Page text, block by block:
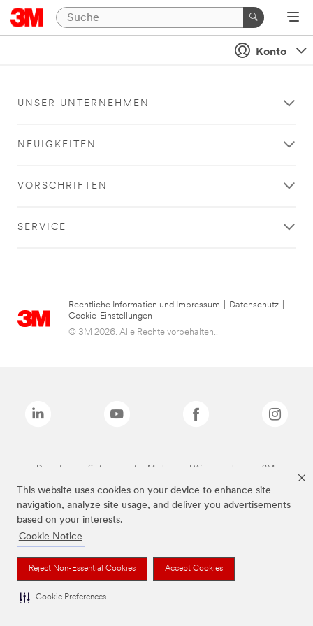
This website uses cookies on your device to enhance site
navigation, analyze site usage, and deliver you advertisements
based on your interests.
Cookie Notice
Reject Non-Essential Cookies Accept Cookies
Cookie Preferences
Konto
UNSER UNTERNEHMEN
NEUIGKEITEN
VORSCHRIFTEN
SERVICE
Rechtliche Information und Impressum Datenschutz
Cookie-Einstellungen
© 3M 2026. Alle Rechte vorbehalten..
Die auf dieser Seite genannten Marken sind Warenzeichen von 3M.